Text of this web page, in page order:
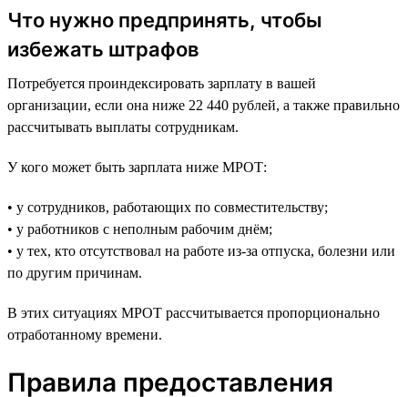
Что нужно предпринять, чтобы
избежать штрафов
Потребуется проиндексировать зарплату в вашей
организации, если она ниже 22 440 рублей, а также правильно
рассчитывать выплаты сотрудникам.
У кого может быть зарплата ниже МРОТ:
• у сотрудников, работающих по совместительству;
• у работников с неполным рабочим днём;
• у тех, кто отсутствовал на работе из-за отпуска, болезни или
по другим причинам.
В этих ситуациях МРОТ рассчитывается пропорционально
отработанному времени.
Правила предоставления